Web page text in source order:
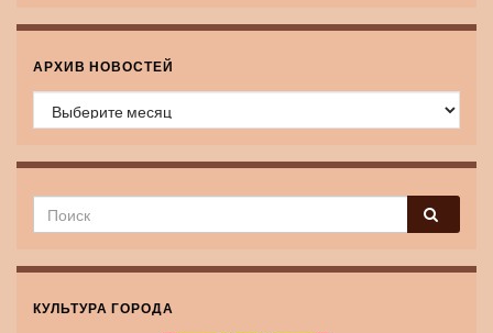
АРХИВ НОВОСТЕЙ
Архив новостей
КУЛЬТУРА ГОРОДА